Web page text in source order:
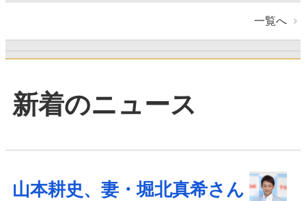
一覧へ
新着のニュース
山本耕史、妻・堀北真希さん